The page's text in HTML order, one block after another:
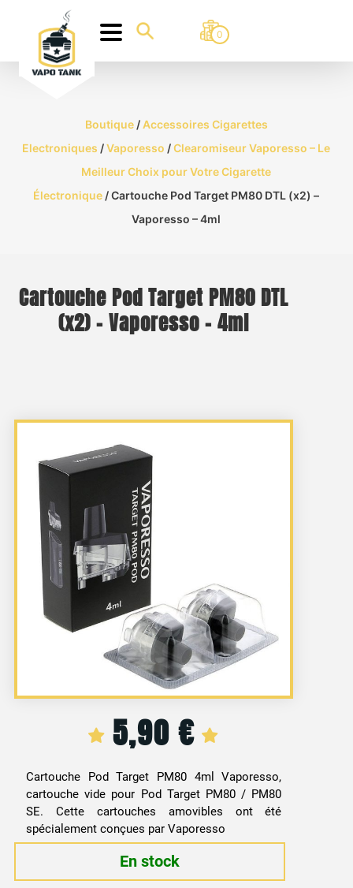
0
Boutique/ Accessoires Cigarettes
Electroniques /Vaporesso /Clearomiseur Vaporesso – Le
Meilleur Choix pour Votre Cigarette
Électronique / Cartouche Pod Target PM80 DTL (x2) –
Vaporesso – 4ml
Cartouche Pod Target PM80 DTL
(x2) – Vaporesso – 4ml
5,90€
Cartouche Pod Target PM80 4ml Vaporesso,
cartouche vide pour Pod Target PM80 / PM80
SE. Cette cartouches amovibles ont été
spécialement conçues par Vaporesso
En stock